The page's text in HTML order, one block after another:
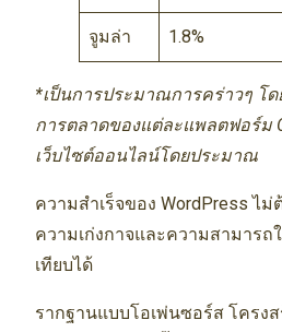
จูมล่า 1.8%
*เป็นการประมาณการคร่าวๆ โ
การตลาดของแต่ละแพลตฟอร์ม
เว็บไซต์ออนไลน์โดยประมาณ
ความสำเร็จของ WordPress ไม่
ความเก่งกาจและความสามารถ
เทียบได้
รากฐานแบบโอเพ่นซอร์ส โครง